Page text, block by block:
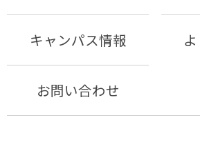
キャンパス情報
お問い合わせ